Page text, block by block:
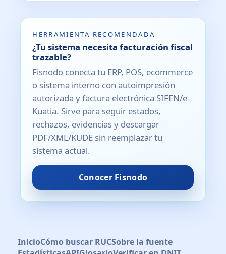
HERRAMIENTA RECOMENDADA
¿Tu sistema necesita facturación fiscal
trazable?
Fisnodo conecta tu ERP, POS, ecommerce
o sistema interno con autoimpresión
autorizada y factura electrónica SIFEN/e-
Kuatia. Sirve para seguir estados,
rechazos, evidencias y descargar
PDF/XML/KUDE sin reemplazar tu
sistema actual.
Conocer Fisnodo
InicioCómo buscar RUCSobre la fuente